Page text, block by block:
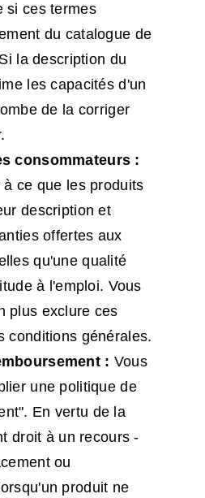
si ces termes
du catalogue de
la description du
les capacités d'un
de la corriger
consommateurs :
ce que les produits
description et
offertes aux
qu'une qualité
à l'emploi. Vous
plus exclure ces
conditions générales.
: Vous
une politique de
En vertu de la
droit à un recours -
ou
produit ne